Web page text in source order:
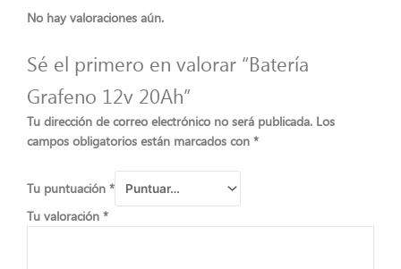
No hay valoraciones aún.
Sé el primero en valorar “Batería
Grafeno 12v 20Ah”
Tu dirección de correo electrónico no será publicada. Los
campos obligatorios están marcados con *
Tu puntuación *
Tu valoración *